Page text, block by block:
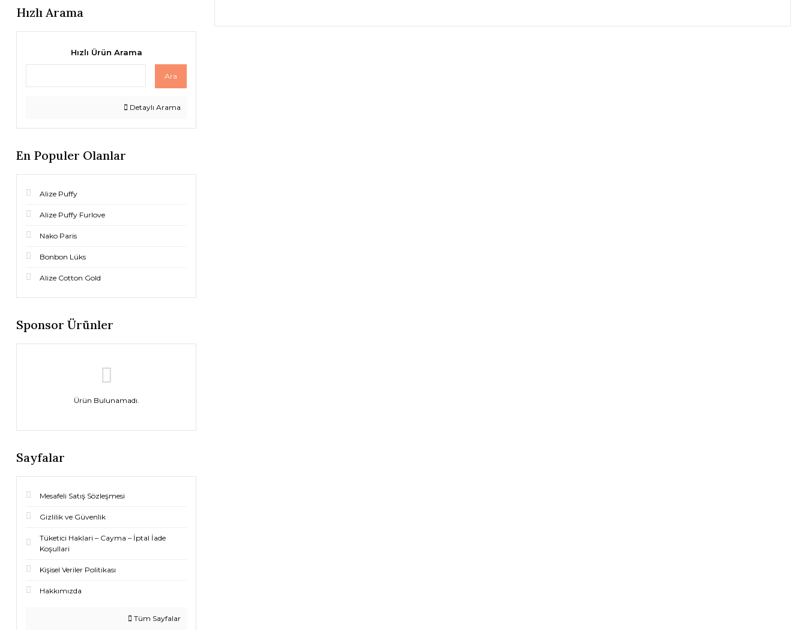
Hızlı Arama
Hızlı Ürün Arama
Ara
Detaylı Arama
En Populer Olanlar
Alize Puffy
Alize Puffy Furlove
Nako Paris
Bonbon Lüks
Alize Cotton Gold
Sponsor Ürünler
Ürün Bulunamadı.
Sayfalar
Mesafeli Satış Sözleşmesi
Gizlilik ve Güvenlik
Tüketici Haklari – Cayma – İptal İade
Koşullari
Kişisel Veriler Politikası
Hakkımızda
Tüm Sayfalar